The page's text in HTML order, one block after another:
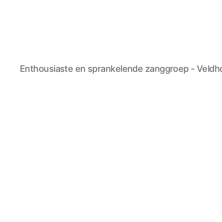
Zanggroep
Sheliak
Enthousiaste en sprankelende zanggroep -